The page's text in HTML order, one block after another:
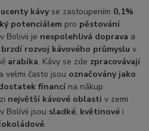
kávyse zastoupením 0,1%
potenciálem pro pěstování
v Bolivii je nespolehlivá doprava a
brzdí rozvoj kávového průmyslu v
arabika. Kávy se zde zpracovávají
a velmi často jsou označovány jako
financí na nákup
největší kávové oblasti v zemi
Bolívii jsou sladké, květinové i
.